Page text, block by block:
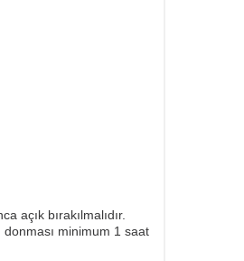
bırakılmalıdır.
minimum 1 saat